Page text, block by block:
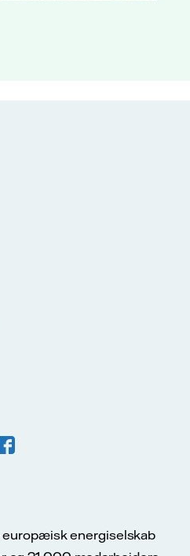
energiselskab